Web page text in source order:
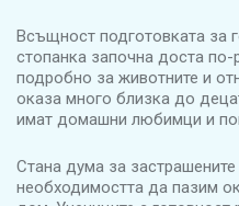
Всъщност подготовката за
стопанка започна доста по-
подробно за животните и
оказа много близка до
имат домашни любимци и
Стана дума за
необходимостта да пазим